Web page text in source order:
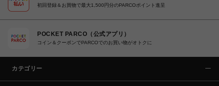
初回登録＆お買物で最大1,500円分のPARCOポイント進呈
POCKET PARCO（公式アプリ）
コイン＆クーポンでPARCOでのお買い物がオトクに
カテゴリー